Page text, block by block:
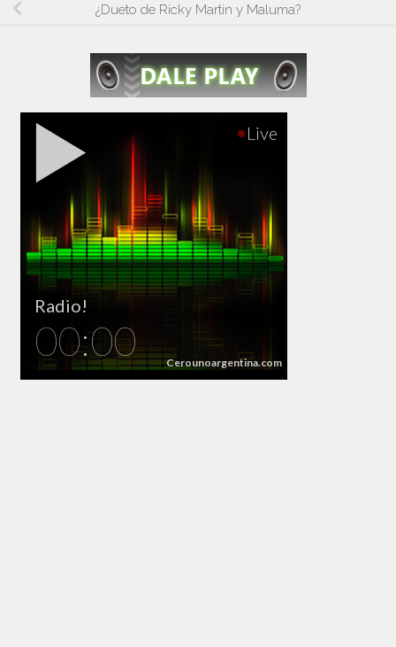
¿Dueto de Ricky Martin y Maluma?